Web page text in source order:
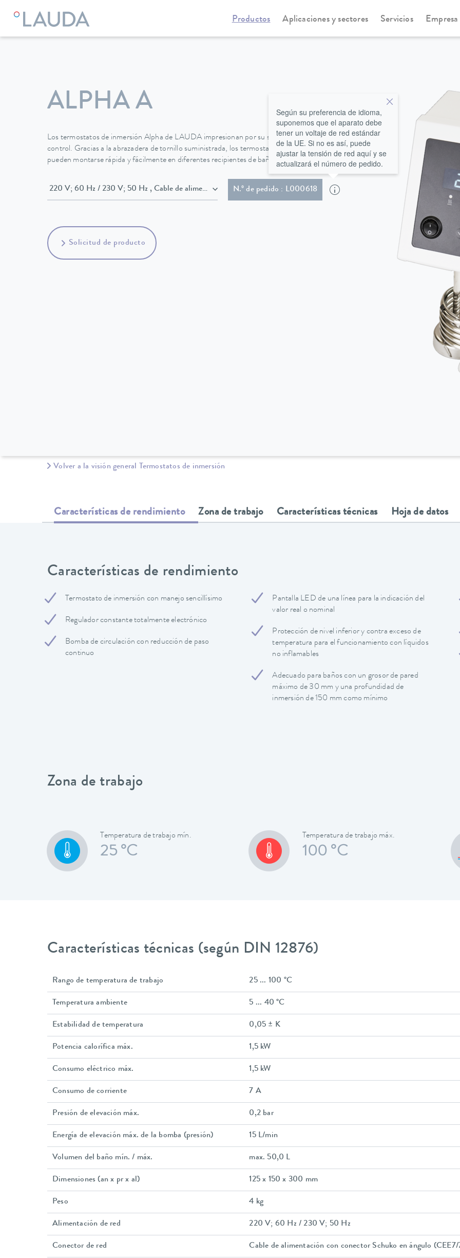
Productos Aplicaciones y sectores Servicios Empresa
LAUDA Equipos de termorregulación Termostatos de inmersión Alpha
ALPHA A
Los termostatos de inmersión Alpha de LAUDA impresionan por su sencillo sistema de
control. Gracias a la abrazadera de tornillo suministrada, los termostatos de inmersión
pueden montarse rápida y fácilmente en diferentes recipientes de baño.
220 V; 60 Hz / 230 V; 50 Hz , Cable de alimentación con conector Schuko en ángulo (CEE7/7)
N.º de pedido : L000618
Según su preferencia de idioma,
suponemos que el aparato debe
tener un voltaje de red estándar
de la UE. Si no es así, puede
ajustar la tensión de red aquí y se
actualizará el número de pedido.
Solicitud de producto
Volver a la visión general Termostatos de inmersión
Características de rendimiento Zona de trabajo Características técnicas Hoja de datos
Características de rendimiento
Termostato de inmersión con manejo sencillísimo
Regulador constante totalmente electrónico
Bomba de circulación con reducción de paso
continuo
Pantalla LED de una línea para la indicación del
valor real o nominal
Protección de nivel inferior y contra exceso de
temperatura para el funcionamiento con líquidos
no inflamables
Adecuado para baños con un grosor de pared
máximo de 30 mm y una profundidad de
inmersión de 150 mm como mínimo
Zona de trabajo
Temperatura de trabajo mín.
25 °C
Temperatura de trabajo máx.
100 °C
Características técnicas (según DIN 12876)
Rango de temperatura de trabajo 25 ... 100 °C
Temperatura ambiente 5 ... 40 °C
Estabilidad de temperatura 0,05 ± K
Potencia calorífica máx. 1,5 kW
Consumo eléctrico máx. 1,5 kW
Consumo de corriente 7 A
Presión de elevación máx. 0,2 bar
Energía de elevación máx. de la bomba (presión) 15 L/min
Volumen del baño mín. / máx. max. 50,0 L
Dimensiones (an x pr x al) 125 x 150 x 300 mm
Peso 4 kg
Alimentación de red 220 V; 60 Hz / 230 V; 50 Hz
Conector de red Cable de alimentación con conector Schuko en ángulo (CEE7/